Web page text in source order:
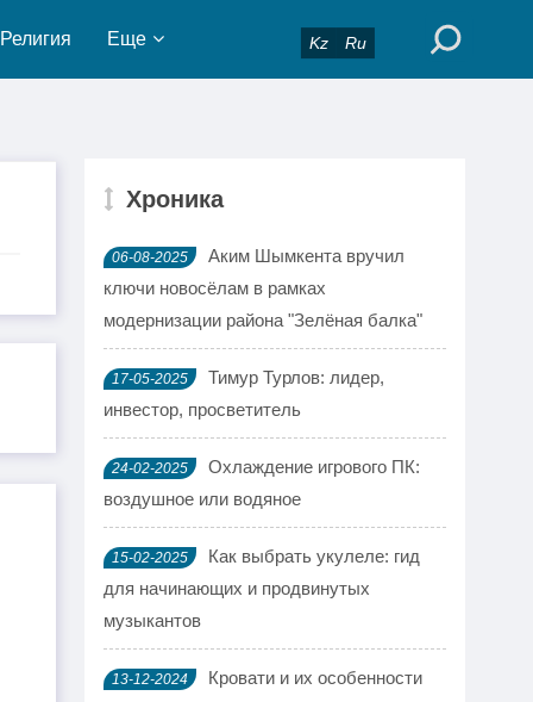
Kz Ru
Религия Еще
Хроника
06-08-2025
Аким Шымкента вручил
ключи новосёлам в рамках
модернизации района "Зелёная балка"
17-05-2025
Тимур Турлов: лидер,
инвестор, просветитель
24-02-2025
Охлаждение игрового ПК:
воздушное или водяное
15-02-2025
Как выбрать укулеле: гид
для начинающих и продвинутых
музыкантов
13-12-2024 Кровати и их особенности